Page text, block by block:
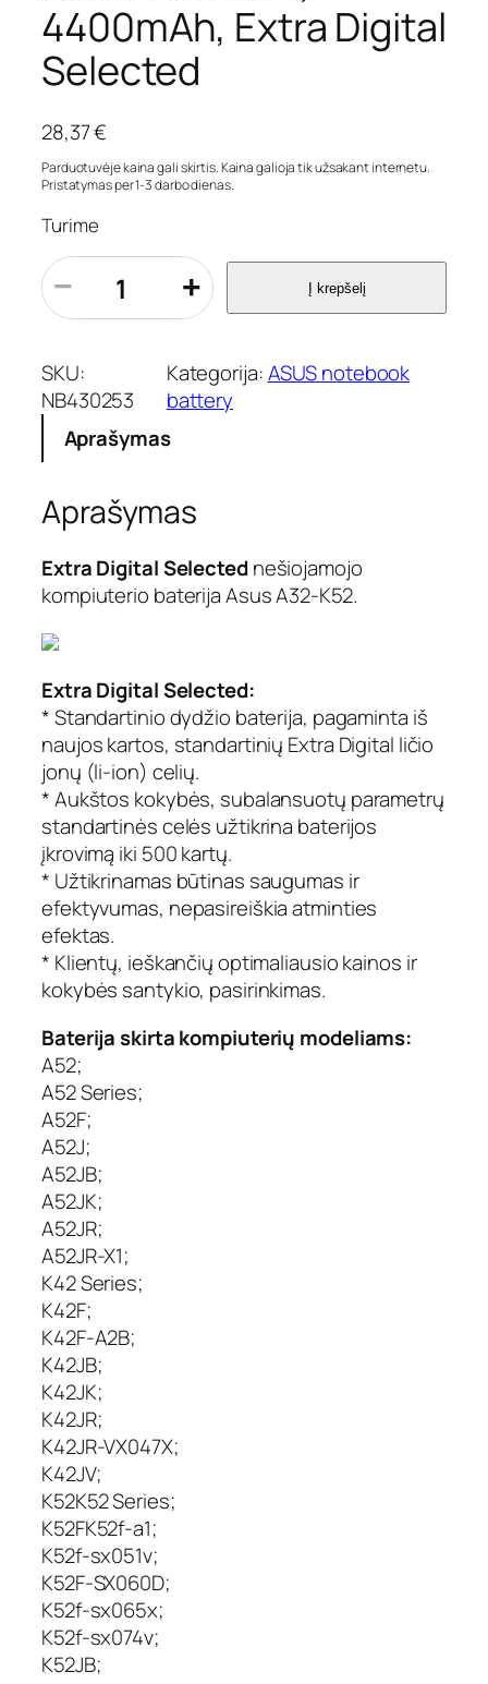
4400mAh, Extra Digital
Selected
28,37€
Parduotuvėje kaina gali skirtis. Kaina galioja tik užsakant internetu.
Pristatymas per 1-3 darbo dienas.
Turime
p
r
o
u
k
t
k
e
i
s
:
N
e
š
i
o
j
a
m
o
k
o
p
i
u
t
r
i
o
b
a
t
e
r
i
j
a
A
S
U
S
A
3
2
-
K
5
2
,
4
4
0
0
− + Į krepšelį
SKU:
NB430253
Kategorija:ASUS notebook
battery
Aprašymas
Aprašymas
Extra Digital Selectednešiojamojo
kompiuterio baterija Asus A32-K52.
Extra Digital Selected:
* Standartinio dydžio baterija, pagaminta iš
naujos kartos, standartinių Extra Digital ličio
jonų (li-ion) celių.
* Aukštos kokybės, subalansuotų parametrų
standartinės celės užtikrina baterijos
įkrovimą iki 500 kartų.
* Užtikrinamas būtinas saugumas ir
efektyvumas, nepasireiškia atminties
efektas.
* Klientų, ieškančių optimaliausio kainos ir
kokybės santykio, pasirinkimas.
Baterija skirta kompiuterių modeliams:
A52;
A52 Series;
A52F;
A52J;
A52JB;
A52JK;
A52JR;
A52JR-X1;
K42 Series;
K42F;
K42F-A2B;
K42JB;
K42JK;
K42JR;
K42JR-VX047X;
K42JV;
K52K52 Series;
K52FK52f-a1;
K52f-sx051v;
K52F-SX060D;
K52f-sx065x;
K52f-sx074v;
K52JB;